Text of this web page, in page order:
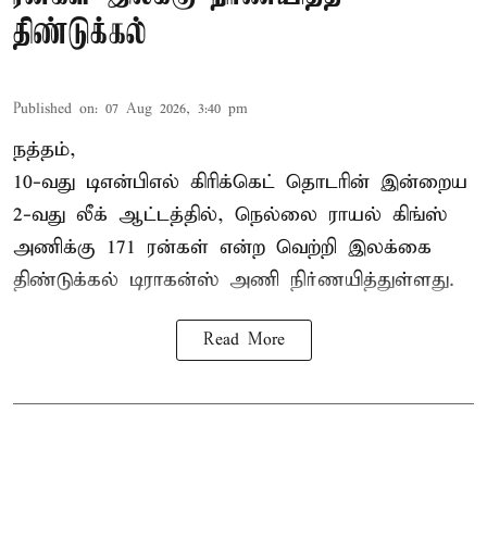
திண்டுக்கல்
Published on: 07 Aug 2026, 3:40 pm
நத்தம்,
10-வது டிஎன்பிஎல் கிரிக்கெட் தொடரின் இன்றைய
2-வது லீக் ஆட்டத்தில், நெல்லை ராயல் கிங்ஸ்
அணிக்கு 171 ரன்கள் என்ற வெற்றி இலக்கை
திண்டுக்கல் டிராகன்ஸ் அணி நிர்ணயித்துள்ளது.
Read More